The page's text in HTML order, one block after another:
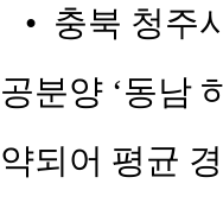
• 충북 청주
공분양 ‘동남
약되어 평균